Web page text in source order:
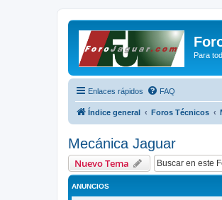
Para
Enlaces rápidos FAQ
Índice general Foros Técnicos
Mecánica Jaguar
Nuevo Tema
ANUNCIOS